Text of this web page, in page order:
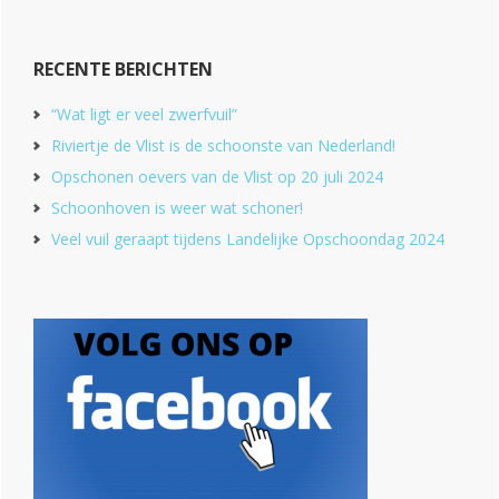
RECENTE BERICHTEN
“Wat ligt er veel zwerfvuil”
Riviertje de Vlist is de schoonste van Nederland!
Opschonen oevers van de Vlist op 20 juli 2024
Schoonhoven is weer wat schoner!
Veel vuil geraapt tijdens Landelijke Opschoondag 2024